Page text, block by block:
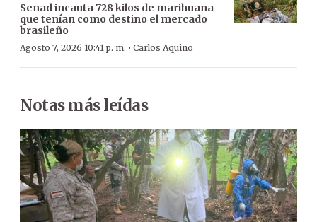
Senad incauta 728 kilos de marihuana
que tenían como destino el mercado
brasileño
Agosto 7, 2026 10:41 p. m. · Carlos Aquino
Notas más leídas